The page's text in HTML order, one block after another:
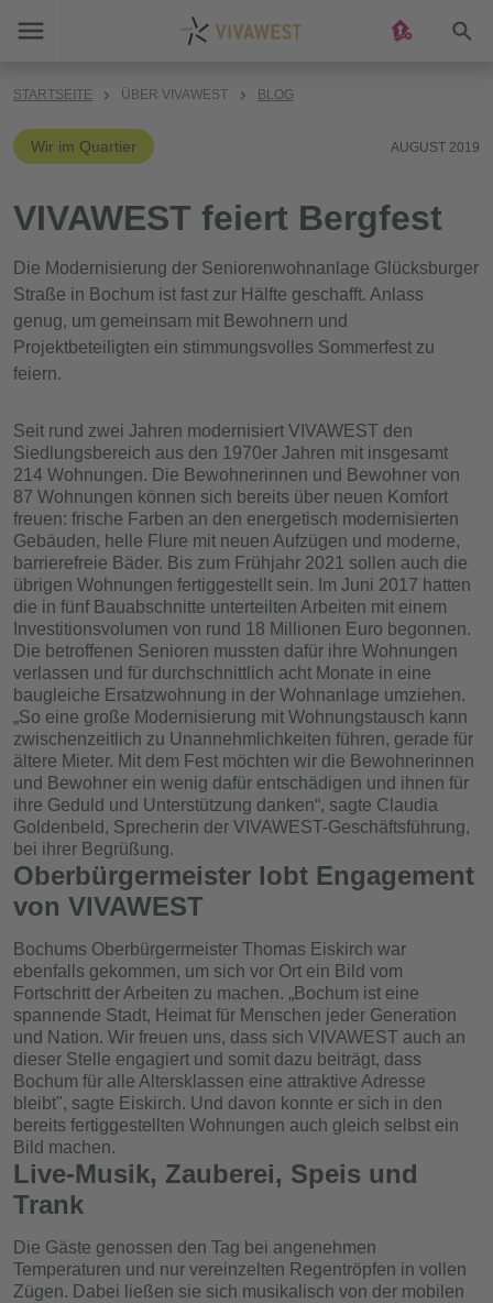
STARTSEITE ÜBER VIVAWEST BLOG
Wir im Quartier AUGUST 2019
VIVAWEST feiert Bergfest
Die Modernisierung der Seniorenwohnanlage Glücksburger
Straße in Bochum ist fast zur Hälfte geschafft. Anlass
genug, um gemeinsam mit Bewohnern und
Projektbeteiligten ein stimmungsvolles Sommerfest zu
feiern.
Seit rund zwei Jahren modernisiert VIVAWEST den
Siedlungsbereich aus den 1970er Jahren mit insgesamt
214 Wohnungen. Die Bewohnerinnen und Bewohner von
87 Wohnungen können sich bereits über neuen Komfort
freuen: frische Farben an den energetisch modernisierten
Gebäuden, helle Flure mit neuen Aufzügen und moderne,
barrierefreie Bäder. Bis zum Frühjahr 2021 sollen auch die
übrigen Wohnungen fertiggestellt sein. Im Juni 2017 hatten
die in fünf Bauabschnitte unterteilten Arbeiten mit einem
Investitionsvolumen von rund 18 Millionen Euro begonnen.
Die betroffenen Senioren mussten dafür ihre Wohnungen
verlassen und für durchschnittlich acht Monate in eine
baugleiche Ersatzwohnung in der Wohnanlage umziehen.
„So eine große Modernisierung mit Wohnungstausch kann
zwischenzeitlich zu Unannehmlichkeiten führen, gerade für
ältere Mieter. Mit dem Fest möchten wir die Bewohnerinnen
und Bewohner ein wenig dafür entschädigen und ihnen für
ihre Geduld und Unterstützung danken“, sagte Claudia
Goldenbeld, Sprecherin der VIVAWEST-Geschäftsführung,
bei ihrer Begrüßung.
Oberbürgermeister lobt Engagement
von VIVAWEST
Bochums Oberbürgermeister Thomas Eiskirch war
ebenfalls gekommen, um sich vor Ort ein Bild vom
Fortschritt der Arbeiten zu machen. „Bochum ist eine
spannende Stadt, Heimat für Menschen jeder Generation
und Nation. Wir freuen uns, dass sich VIVAWEST auch an
dieser Stelle engagiert und somit dazu beiträgt, dass
Bochum für alle Altersklassen eine attraktive Adresse
bleibt", sagte Eiskirch. Und davon konnte er sich in den
bereits fertiggestellten Wohnungen auch gleich selbst ein
Bild machen.
Live-Musik, Zauberei, Speis und
Trank
Die Gäste genossen den Tag bei angenehmen
Temperaturen und nur vereinzelten Regentröpfen in vollen
Zügen. Dabei ließen sie sich musikalisch von der mobilen